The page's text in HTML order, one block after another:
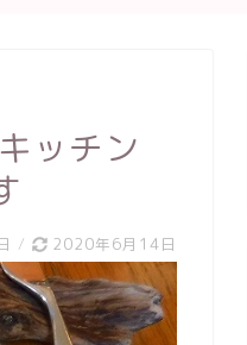
ッチン
/ 2020年6月14日